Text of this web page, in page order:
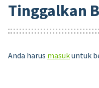
Tinggalkan
Anda harus masukuntuk